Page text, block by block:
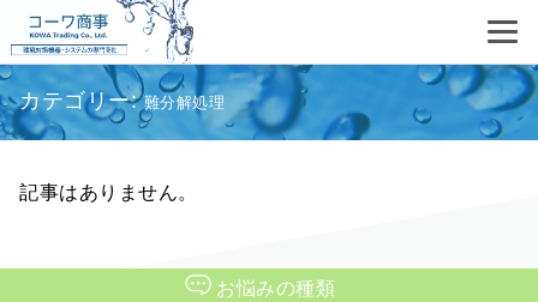
カテゴリー:難分解処理
記事はありません。
お悩みの種類